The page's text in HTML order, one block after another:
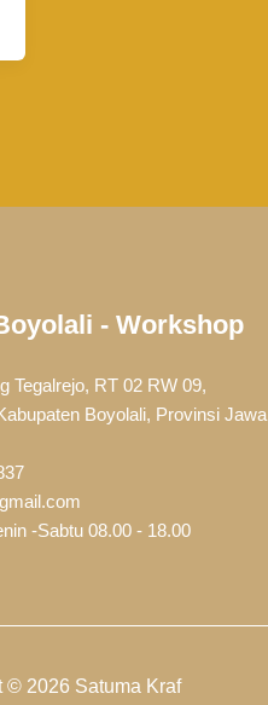
- Workshop
Tegalrejo, RT 02 RW 09,
Boyolali, Provinsi Jawa
-Sabtu 08.00 - 18.00
© 2026 Satuma Kraf